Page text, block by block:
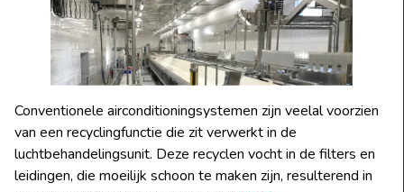
Conventionele airconditioningsystemen zijn veelal voorzien
van een recyclingfunctie die zit verwerkt in de
luchtbehandelingsunit. Deze recyclen vocht in de filters en
leidingen, die moeilijk schoon te maken zijn, resulterend in